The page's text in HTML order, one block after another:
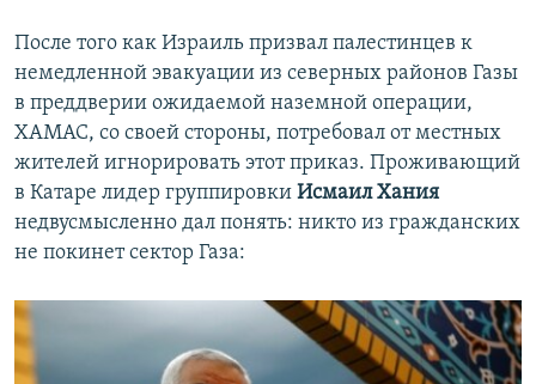
После того как Израиль призвал палестинцев к
немедленной эвакуации из северных районов Газы
в преддверии ожидаемой наземной операции,
ХАМАС, со своей стороны, потребовал от местных
жителей игнорировать этот приказ. Проживающий
в Катаре лидер группировки Исмаил Хания
недвусмысленно дал понять: никто из гражданских
не покинет сектор Газа: